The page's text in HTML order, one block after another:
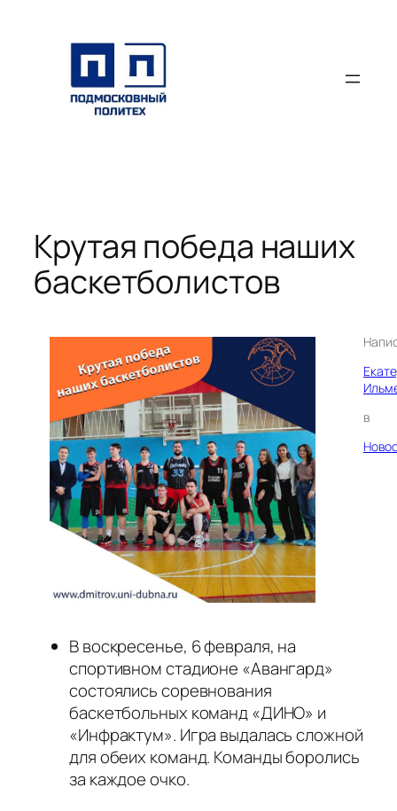
содержимому
Крутая победа наших
баскетболистов
в
В воскресенье, 6 февраля, на
спортивном стадионе «Авангард»
состоялись соревнования
баскетбольных команд «ДИНО» и
«Инфрактум». Игра выдалась сложной
для обеих команд. Команды боролись
за каждое очко.